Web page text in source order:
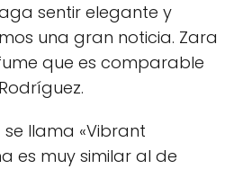
sentir elegante y
una gran noticia. Zara
que es comparable
llama «Vibrant
es muy similar al de